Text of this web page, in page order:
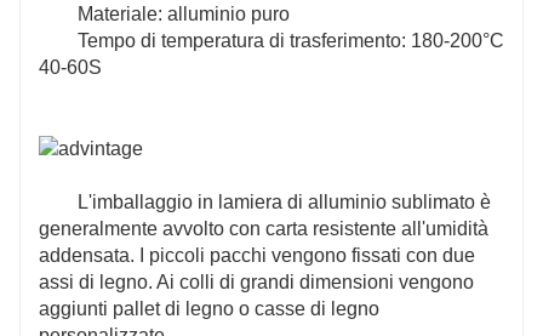
Materiale: alluminio puro
Tempo di temperatura di trasferimento: 180-200°C
40-60S
L'imballaggio in lamiera di alluminio sublimato è
generalmente avvolto con carta resistente all'umidità
addensata. I piccoli pacchi vengono fissati con due
assi di legno. Ai colli di grandi dimensioni vengono
aggiunti pallet di legno o casse di legno